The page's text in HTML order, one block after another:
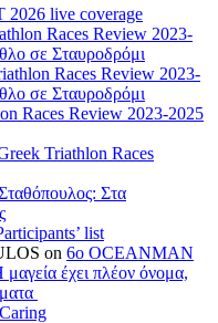
live coverage
Races Review 2023-
σε Σταυροδρόμι
Races Review 2023-
σε Σταυροδρόμι
Races Review 2023-2025
Triathlon Races
Στα
list
on 6ο OCEANMAN
έχει πλέον όνομα,